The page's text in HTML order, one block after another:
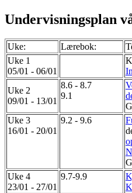
Undervisningsplan
Uke: Lærebok:
Uke 1
05/01 - 06/01
Uke 2
09/01 - 13/01
8.6 - 8.7
9.1
Uke 3
16/01 - 20/01
9.2 - 9.6
Uke 4
23/01 - 27/01
9.7-9.9